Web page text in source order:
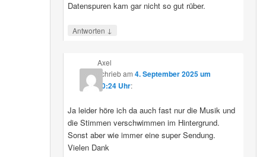
Datenspuren kam gar nicht so gut rüber.
Antworten ↓
Axel
schriebam 4. September 2025 um
10:24 Uhr:
Ja leider höre ich da auch fast nur die Musik und
die Stimmen verschwimmen im Hintergrund.
Sonst aber wie immer eine super Sendung.
Vielen Dank